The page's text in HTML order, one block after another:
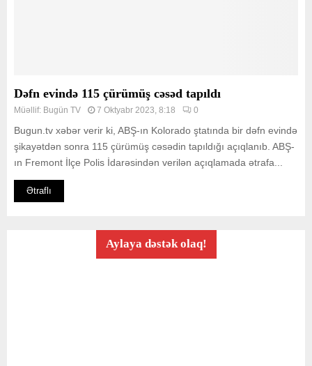
Dəfn evində 115 çürümüş cəsəd tapıldı
Müəllif: Bugün TV 7 Oktyabr 2023, 8:18 0
Bugun.tv xəbər verir ki, ABŞ-ın Kolorado ştatında bir dəfn evində
şikayətdən sonra 115 çürümüş cəsədin tapıldığı açıqlanıb. ABŞ-
ın Fremont İlçe Polis İdarəsindən verilən açıqlamada ətrafa...
Ətraflı
Aylaya dəstək olaq!